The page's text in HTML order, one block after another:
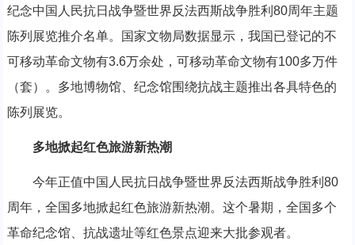
纪念中国人民抗日战争暨世界反法西斯战争胜利80周年主题
陈列展览推介名单。国家文物局数据显示，我国已登记的不
可移动革命文物有3.6万余处，可移动革命文物有100多万件
（套）。多地博物馆、纪念馆围绕抗战主题推出各具特色的
陈列展览。
多地掀起红色旅游新热潮
今年正值中国人民抗日战争暨世界反法西斯战争胜利80
周年，全国多地掀起红色旅游新热潮。这个暑期，全国多个
革命纪念馆、抗战遗址等红色景点迎来大批参观者。